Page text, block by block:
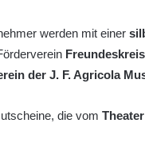
werden mit einer
der J. F. Agricola
die vom